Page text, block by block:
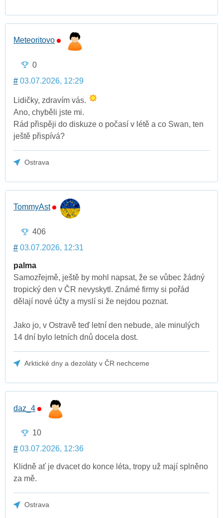
Meteoritovo
0
# 03.07.2026, 12:29
Lidičky, zdravím vás.
Ano, chyběli jste mi.
Rád přispěji do diskuze o počasí v létě a co Swan, ten
ještě přispívá?
Ostrava
TommyAst
406
# 03.07.2026, 12:31
palma
Samozřejmě, ještě by mohl napsat, že se vůbec žádný
tropický den v ČR nevyskytl. Známé firmy si pořád
dělají nové účty a myslí si že nejdou poznat.
Jako jo, v Ostravě teď letní den nebude, ale minulých
14 dní bylo letních dnů docela dost.
Arktické dny a dezoláty v ČR nechceme
daz_4
10
# 03.07.2026, 12:36
Klidně ať je dvacet do konce léta, tropy už mají splněno
za mě.
Ostrava